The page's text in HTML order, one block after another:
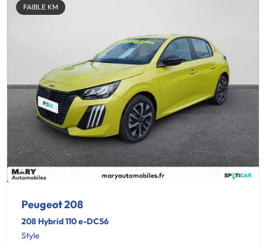
FAIBLE KM
Peugeot 208
208 Hybrid 110 e-DCS6
Style